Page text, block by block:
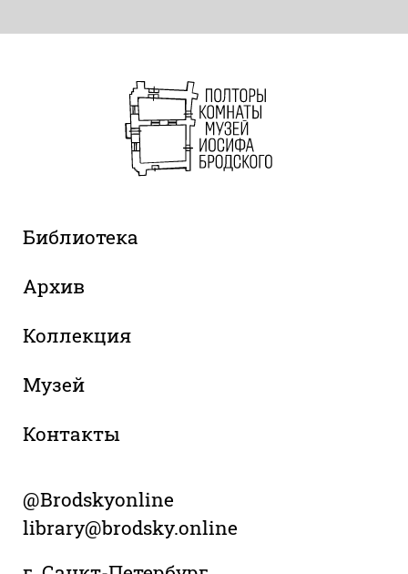
Библиотека
Архив
Коллекция
Музей
Контакты
@Brodskyonline
library@brodsky.online